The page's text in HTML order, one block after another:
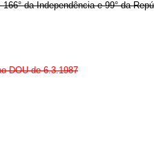
da Independência e 99° da
DOU de 6.3.1987